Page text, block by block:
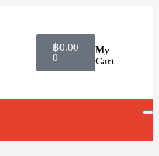
฿0.00
0
My
Cart